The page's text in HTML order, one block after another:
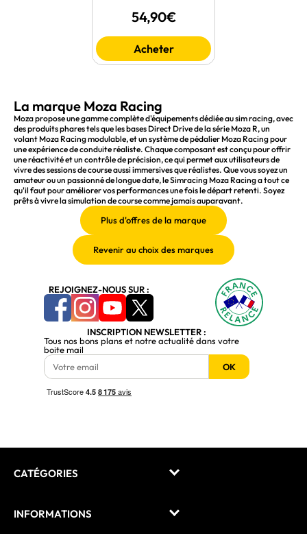
54,90€
Acheter
La marque Moza Racing
Moza propose une gamme complète d'équipements dédiée au sim racing, avec
des produits phares tels que les bases Direct Drive de la série Moza R, un
volant Moza Racing modulable, et un système de pédalier Moza Racing pour
une expérience de conduite réaliste. Chaque composant est conçu pour offrir
une réactivité et un contrôle de précision, ce qui permet aux utilisateurs de
vivre des sessions de course aussi immersives que réalistes. Que vous soyez un
amateur ou un passionné de longue date, le Simracing Moza Racing a tout ce
qu'il faut pour améliorer vos performances une fois le départ retenti. Soyez
prêts à vivre la simulation de course comme jamais auparavant.
REJOIGNEZ-NOUS SUR :
INSCRIPTION NEWSLETTER :
Tous nos bons plans et notre actualité dans votre
boite mail
OK
CATÉGORIES
INFORMATIONS